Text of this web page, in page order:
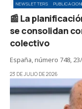
NEWSLETTERS
📰 La
se consolidan
colectivo
España, número 748,
23 DE JULIO DE 2026